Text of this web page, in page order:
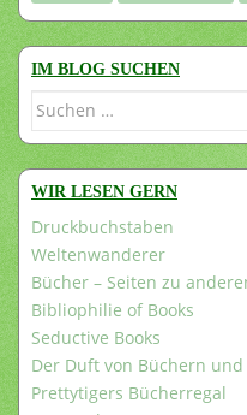
IM BLOG SUCHEN
Suchen
WIR LESEN GERN
Druckbuchstaben
Weltenwanderer
Bücher – Seiten zu
Bibliophilie of Books
Seductive Books
Der Duft von Büchern und
Prettytigers Bücherregal